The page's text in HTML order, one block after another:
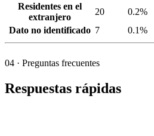
Residentes en el
extranjero
20 0.2%
Dato no identificado 7 0.1%
04 · Preguntas frecuentes
Respuestas rápidas